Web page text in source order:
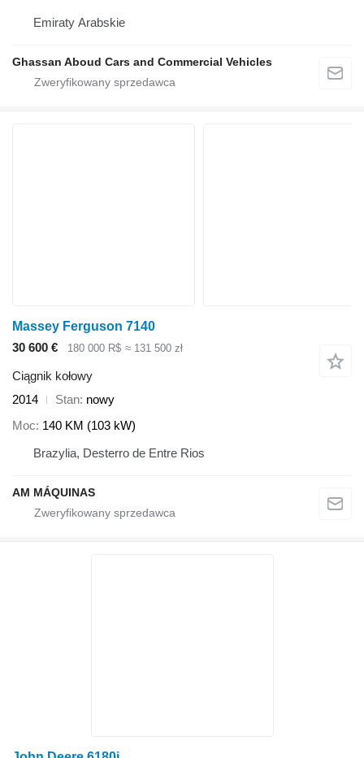
Emiraty Arabskie
Ghassan Aboud Cars and Commercial Vehicles
Massey Ferguson 7140
30 600 €
180 000 R$ ≈ 131 500 zł
Ciągnik kołowy
2014
Stan nowy
Moc 140 KM (103 kW)
Brazylia, Desterro de Entre Rios
AM MÁQUINAS